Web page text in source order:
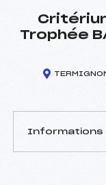
Trophée
Informations